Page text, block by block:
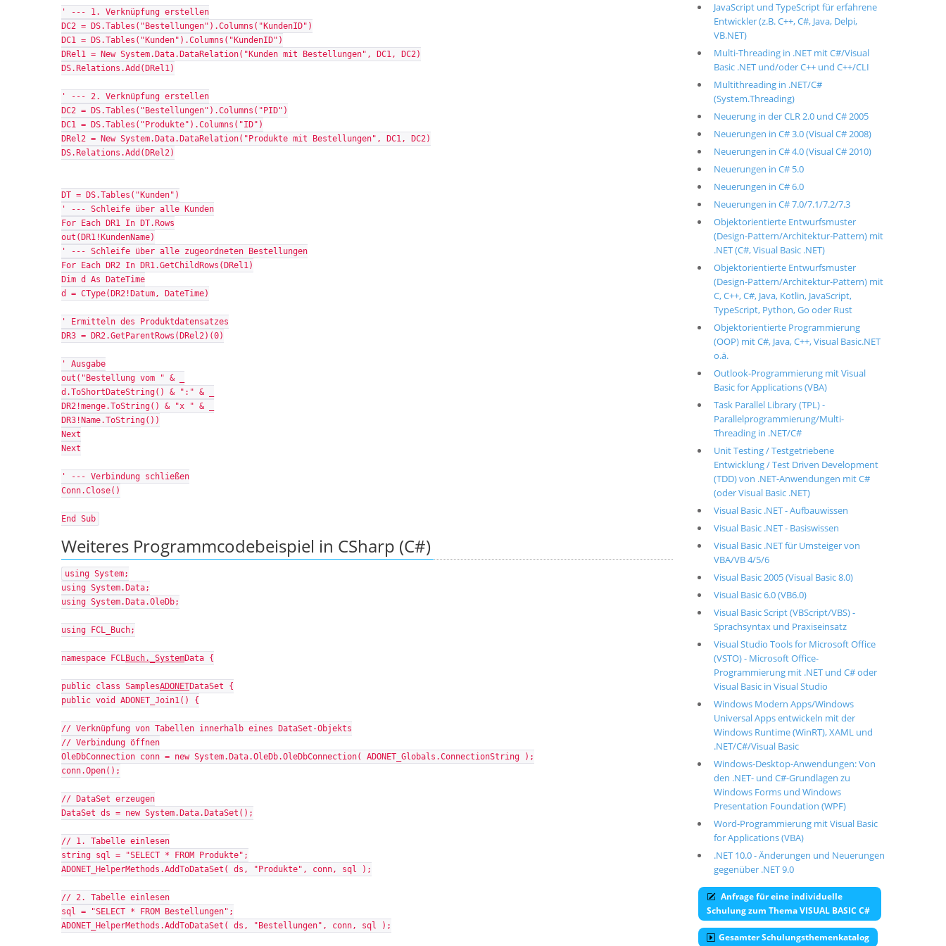
' --- 1. Verknüpfung erstellen
DC2 = DS.Tables("Bestellungen").Columns("KundenID")
DC1 = DS.Tables("Kunden").Columns("KundenID")
DRel1 = New System.Data.DataRelation("Kunden mit Bestellungen", DC1, DC2)
DS.Relations.Add(DRel1)
' --- 2. Verknüpfung erstellen
DC2 = DS.Tables("Bestellungen").Columns("PID")
DC1 = DS.Tables("Produkte").Columns("ID")
DRel2 = New System.Data.DataRelation("Produkte mit Bestellungen", DC1, DC2)
DS.Relations.Add(DRel2)
DT = DS.Tables("Kunden")
' --- Schleife über alle Kunden
For Each DR1 In DT.Rows
out(DR1!KundenName)
' --- Schleife über alle zugeordneten Bestellungen
For Each DR2 In DR1.GetChildRows(DRel1)
Dim d As DateTime
d = CType(DR2!Datum, DateTime)
' Ermitteln des Produktdatensatzes
DR3 = DR2.GetParentRows(DRel2)(0)
' Ausgabe
out("Bestellung vom " & _
d.ToShortDateString() & ":" & _
DR2!menge.ToString() & "x " & _
DR3!Name.ToString())
Next
Next
' --- Verbindung schließen
Conn.Close()
End Sub
Weiteres Programmcodebeispiel in CSharp (C#)
using System;
using System.Data;
using System.Data.OleDb;
using FCL_Buch;
namespace FCLBuch._SystemData {
public class SamplesADONETDataSet {
public void ADONET_Join1() {
// Verknüpfung von Tabellen innerhalb eines DataSet-Objekts
// Verbindung öffnen
OleDbConnection conn = new System.Data.OleDb.OleDbConnection( ADONET_Globals.ConnectionString );
conn.Open();
// DataSet erzeugen
DataSet ds = new System.Data.DataSet();
// 1. Tabelle einlesen
string sql = "SELECT * FROM Produkte";
ADONET_HelperMethods.AddToDataSet( ds, "Produkte", conn, sql );
// 2. Tabelle einlesen
sql = "SELECT * FROM Bestellungen";
ADONET_HelperMethods.AddToDataSet( ds, "Bestellungen", conn, sql );
JavaScript und TypeScript für erfahrene
Entwickler (z.B. C++, C#, Java, Delpi,
VB.NET)
Multi-Threading in .NET mit C#/Visual
Basic .NET und/oder C++ und C++/CLI
Multithreading in .NET/C#
(System.Threading)
Neuerung in der CLR 2.0 und C# 2005
Neuerungen in C# 3.0 (Visual C# 2008)
Neuerungen in C# 4.0 (Visual C# 2010)
Neuerungen in C# 5.0
Neuerungen in C# 6.0
Neuerungen in C# 7.0/7.1/7.2/7.3
Objektorientierte Entwurfsmuster
(Design-Pattern/Architektur-Pattern) mit
.NET (C#, Visual Basic .NET)
Objektorientierte Entwurfsmuster
(Design-Pattern/Architektur-Pattern) mit
C, C++, C#, Java, Kotlin, JavaScript,
TypeScript, Python, Go oder Rust
Objektorientierte Programmierung
(OOP) mit C#, Java, C++, Visual Basic.NET
o.ä.
Outlook-Programmierung mit Visual
Basic for Applications (VBA)
Task Parallel Library (TPL) -
Parallelprogrammierung/Multi-
Threading in .NET/C#
Unit Testing / Testgetriebene
Entwicklung / Test Driven Development
(TDD) von .NET-Anwendungen mit C#
(oder Visual Basic .NET)
Visual Basic .NET - Aufbauwissen
Visual Basic .NET - Basiswissen
Visual Basic .NET für Umsteiger von
VBA/VB 4/5/6
Visual Basic 2005 (Visual Basic 8.0)
Visual Basic 6.0 (VB6.0)
Visual Basic Script (VBScript/VBS) -
Sprachsyntax und Praxiseinsatz
Visual Studio Tools for Microsoft Office
(VSTO) - Microsoft Office-
Programmierung mit .NET und C# oder
Visual Basic in Visual Studio
Windows Modern Apps/Windows
Universal Apps entwickeln mit der
Windows Runtime (WinRT), XAML und
.NET/C#/Visual Basic
Windows-Desktop-Anwendungen: Von
den .NET- und C#-Grundlagen zu
Windows Forms und Windows
Presentation Foundation (WPF)
Word-Programmierung mit Visual Basic
for Applications (VBA)
.NET 10.0 - Änderungen und Neuerungen
gegenüber .NET 9.0
Anfrage für eine individuelle
Schulung zum Thema VISUAL BASIC C#
Gesamter Schulungsthemenkatalog